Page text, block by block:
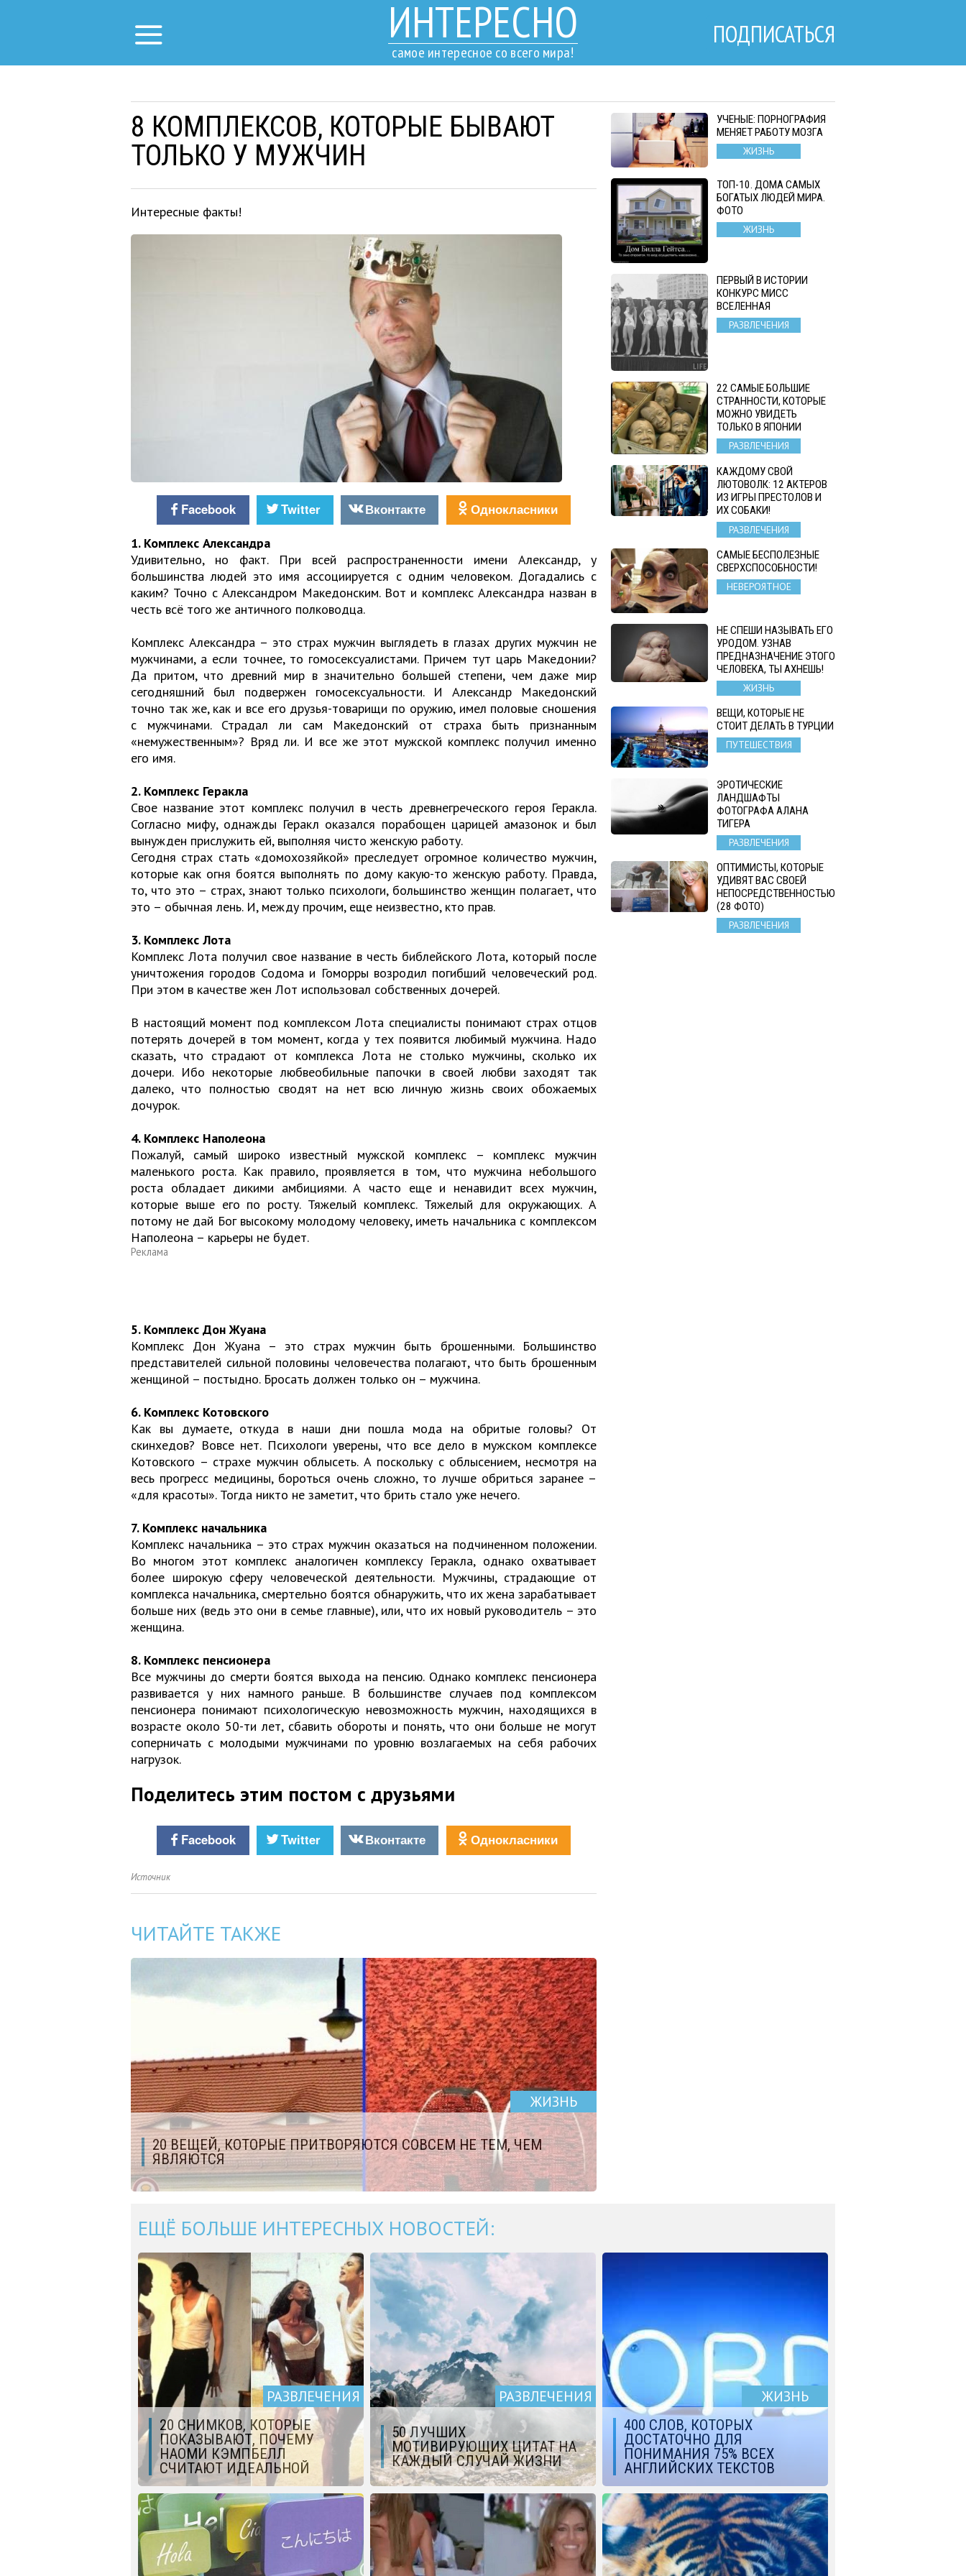
ИНТЕРЕСНО
самое интересное со всего мира!
ПОДПИСАТЬСЯ
8 КОМПЛЕКСОВ, КОТОРЫЕ БЫВАЮТ
ТОЛЬКО У МУЖЧИН
Интересные факты!
Facebook Twitter Вконтакте Однокласники
1. Комплекс Александра
Удивительно, но факт. При всей распространенности имени Александр, у
большинства людей это имя ассоциируется с одним человеком. Догадались с
каким? Точно с Александром Македонским. Вот и комплекс Александра назван в
честь всё того же античного полководца.
Комплекс Александра – это страх мужчин выглядеть в глазах других мужчин не
мужчинами, а если точнее, то гомосексуалистами. Причем тут царь Македонии?
Да притом, что древний мир в значительно большей степени, чем даже мир
сегодняшний был подвержен гомосексуальности. И Александр Македонский
точно так же, как и все его друзья-товарищи по оружию, имел половые сношения
с мужчинами. Страдал ли сам Македонский от страха быть признанным
«немужественным»? Вряд ли. И все же этот мужской комплекс получил именно
его имя.
2. Комплекс Геракла
Свое название этот комплекс получил в честь древнегреческого героя Геракла.
Согласно мифу, однажды Геракл оказался порабощен царицей амазонок и был
вынужден прислужить ей, выполняя чисто женскую работу.
Сегодня страх стать «домохозяйкой» преследует огромное количество мужчин,
которые как огня боятся выполнять по дому какую-то женскую работу. Правда,
то, что это – страх, знают только психологи, большинство женщин полагает, что
это – обычная лень. И, между прочим, еще неизвестно, кто прав.
3. Комплекс Лота
Комплекс Лота получил свое название в честь библейского Лота, который после
уничтожения городов Содома и Гоморры возродил погибший человеческий род.
При этом в качестве жен Лот использовал собственных дочерей.
В настоящий момент под комплексом Лота специалисты понимают страх отцов
потерять дочерей в том момент, когда у тех появится любимый мужчина. Надо
сказать, что страдают от комплекса Лота не столько мужчины, сколько их
дочери. Ибо некоторые любвеобильные папочки в своей любви заходят так
далеко, что полностью сводят на нет всю личную жизнь своих обожаемых
дочурок.
4. Комплекс Наполеона
Пожалуй, самый широко известный мужской комплекс – комплекс мужчин
маленького роста. Как правило, проявляется в том, что мужчина небольшого
роста обладает дикими амбициями. А часто еще и ненавидит всех мужчин,
которые выше его по росту. Тяжелый комплекс. Тяжелый для окружающих. А
потому не дай Бог высокому молодому человеку, иметь начальника с комплексом
Наполеона – карьеры не будет.
Реклама
5. Комплекс Дон Жуана
Комплекс Дон Жуана – это страх мужчин быть брошенными. Большинство
представителей сильной половины человечества полагают, что быть брошенным
женщиной – постыдно. Бросать должен только он – мужчина.
6. Комплекс Котовского
Как вы думаете, откуда в наши дни пошла мода на обритые головы? От
скинхедов? Вовсе нет. Психологи уверены, что все дело в мужском комплексе
Котовского – страхе мужчин облысеть. А поскольку с облысением, несмотря на
весь прогресс медицины, бороться очень сложно, то лучше обриться заранее –
«для красоты». Тогда никто не заметит, что брить стало уже нечего.
7. Комплекс начальника
Комплекс начальника – это страх мужчин оказаться на подчиненном положении.
Во многом этот комплекс аналогичен комплексу Геракла, однако охватывает
более широкую сферу человеческой деятельности. Мужчины, страдающие от
комплекса начальника, смертельно боятся обнаружить, что их жена зарабатывает
больше них (ведь это они в семье главные), или, что их новый руководитель – это
женщина.
8. Комплекс пенсионера
Все мужчины до смерти боятся выхода на пенсию. Однако комплекс пенсионера
развивается у них намного раньше. В большинстве случаев под комплексом
пенсионера понимают психологическую невозможность мужчин, находящихся в
возрасте около 50-ти лет, сбавить обороты и понять, что они больше не могут
соперничать с молодыми мужчинами по уровню возлагаемых на себя рабочих
нагрузок.
Поделитесь этим постом с друзьями
Facebook Twitter Вконтакте Однокласники
Источник
ЧИТАЙТЕ ТАКЖЕ
ЖИЗНЬ
20 ВЕЩЕЙ, КОТОРЫЕ ПРИТВОРЯЮТСЯ СОВСЕМ НЕ ТЕМ, ЧЕМ
ЯВЛЯЮТСЯ
УЧЕНЫЕ: ПОРНОГРАФИЯ
МЕНЯЕТ РАБОТУ МОЗГА
ЖИЗНЬ
ТОП-10. ДОМА САМЫХ
БОГАТЫХ ЛЮДЕЙ МИРА.
ФОТО
ЖИЗНЬ
ПЕРВЫЙ В ИСТОРИИ
КОНКУРС МИСС
ВСЕЛЕННАЯ
РАЗВЛЕЧЕНИЯ
22 САМЫЕ БОЛЬШИЕ
СТРАННОСТИ, КОТОРЫЕ
МОЖНО УВИДЕТЬ
ТОЛЬКО В ЯПОНИИ
РАЗВЛЕЧЕНИЯ
КАЖДОМУ СВОЙ
ЛЮТОВОЛК: 12 АКТЕРОВ
ИЗ ИГРЫ ПРЕСТОЛОВ И
ИХ СОБАКИ!
РАЗВЛЕЧЕНИЯ
САМЫЕ БЕСПОЛЕЗНЫЕ
СВЕРХСПОСОБНОСТИ!
НЕВЕРОЯТНОЕ
НЕ СПЕШИ НАЗЫВАТЬ ЕГО
УРОДОМ. УЗНАВ
ПРЕДНАЗНАЧЕНИЕ ЭТОГО
ЧЕЛОВЕКА, ТЫ АХНЕШЬ!
ЖИЗНЬ
ВЕЩИ, КОТОРЫЕ НЕ
СТОИТ ДЕЛАТЬ В ТУРЦИИ
ПУТЕШЕСТВИЯ
ЭРОТИЧЕСКИЕ
ЛАНДШАФТЫ
ФОТОГРАФА АЛАНА
ТИГЕРА
РАЗВЛЕЧЕНИЯ
ОПТИМИСТЫ, КОТОРЫЕ
УДИВЯТ ВАС СВОЕЙ
НЕПОСРЕДСТВЕННОСТЬЮ
(28 ФОТО)
РАЗВЛЕЧЕНИЯ
ЕЩЁ БОЛЬШЕ ИНТЕРЕСНЫХ НОВОСТЕЙ:
РАЗВЛЕЧЕНИЯ
20 СНИМКОВ, КОТОРЫЕ
ПОКАЗЫВАЮТ, ПОЧЕМУ
НАОМИ КЭМПБЕЛЛ
СЧИТАЮТ ИДЕАЛЬНОЙ
РАЗВЛЕЧЕНИЯ
50 ЛУЧШИХ
МОТИВИРУЮЩИХ ЦИТАТ НА
КАЖДЫЙ СЛУЧАЙ ЖИЗНИ
ЖИЗНЬ
400 СЛОВ, КОТОРЫХ
ДОСТАТОЧНО ДЛЯ
ПОНИМАНИЯ 75% ВСЕХ
АНГЛИЙСКИХ ТЕКСТОВ